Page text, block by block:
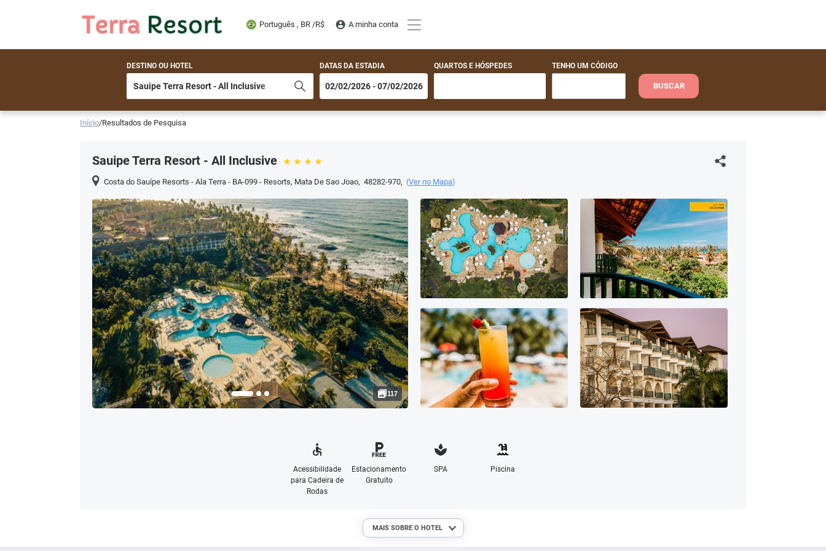
Português , BR /R$ A minha conta
DESTINO OU HOTEL DATAS DA ESTADIA QUARTOS E HÓSPEDES TENHO UM CÓDIGO
BUSCAR
Início/Resultados de Pesquisa
Sauipe Terra Resort - All Inclusive
Costa do Sauípe Resorts - Ala Terra - BA-099 - Resorts, Mata De Sao Joao, 48282-970, (Ver no Mapa)
117
Acessibilidade
para Cadeira de
Rodas
Estacionamento
Gratuito
SPA Piscina
MAIS SOBRE O HOTEL